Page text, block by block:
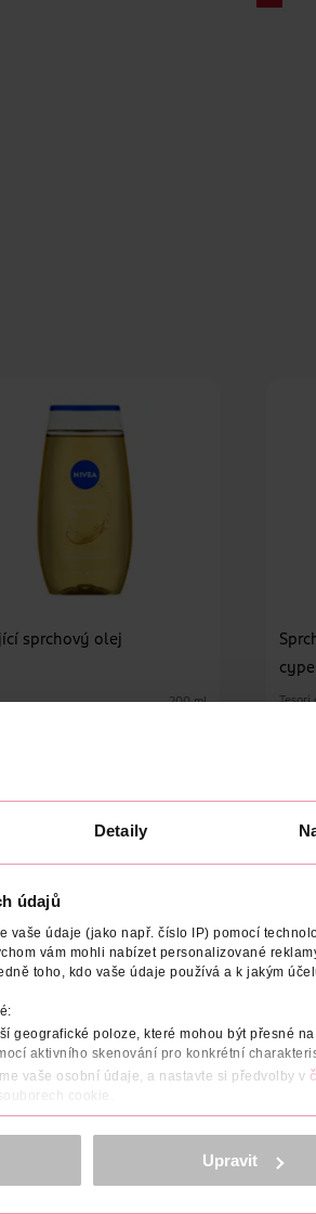
Detaily
údajů
vaše údaje (jako např. číslo IP) pomocí
vám mohli nabízet personalizované
toho, kdo vaše údaje používá a k jakým
geografické poloze, které mohou být přesné
aktivního skenování pro konkrétní
vaše osobní údaje, a nastavte si předvolby v
cookie.
a reklam, funkcí sociálních médií,
osobních údajů.
<
Upravit
sprchový olej
200 ml Tesori
OBJEM NÁZEV
jsou velmi vhodné k jemné a
bez nadměrného odmaštění a
látek.